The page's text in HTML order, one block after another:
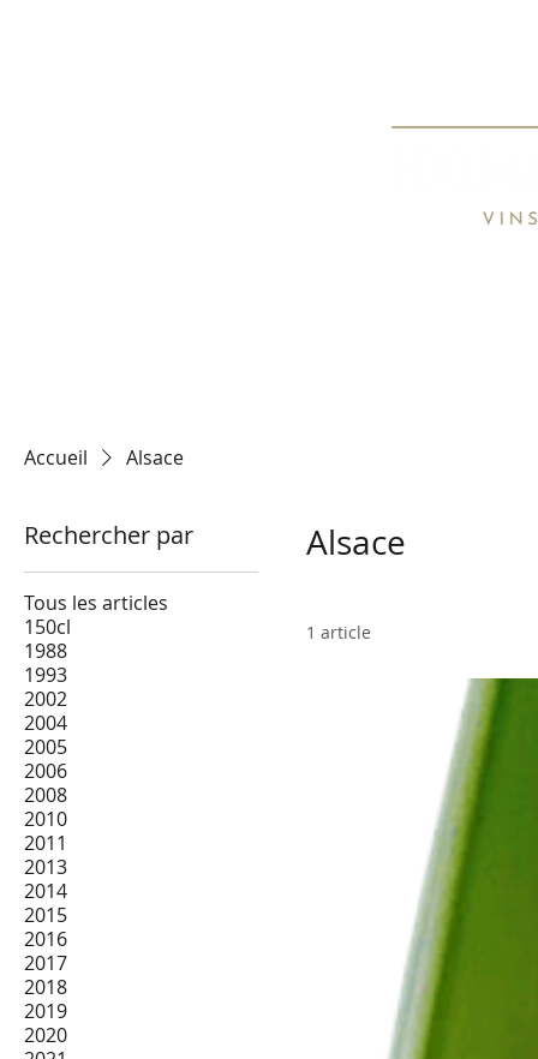
Accueil Alsace
Rechercher par
Tous les articles
150cl
1988
1993
2002
2004
2005
2006
2008
2010
2011
2013
2014
2015
2016
2017
2018
2019
2020
Alsace
1 article